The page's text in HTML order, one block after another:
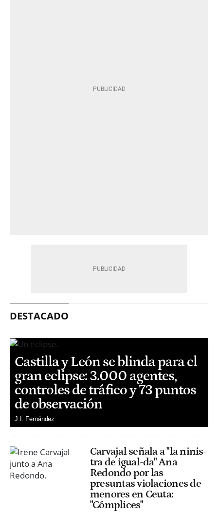
DESTACADO
Castilla y León se blinda para el
gran eclipse: 3.000 agentes,
controles de tráfico y 73 puntos
de observación
J.I. Fernández
Carvajal señala a "la ninis-
tra de igual-da" Ana
Redondo por las
presuntas violaciones de
menores en Ceuta:
"Cómplices"